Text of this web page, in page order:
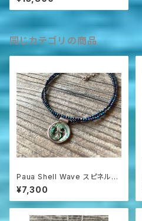
同じカテゴリの商品
Paua Shell Wave スピネルネ
ックレス sv925
¥7,300